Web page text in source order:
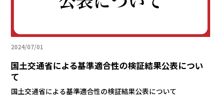
2024/07/01
国土交通省による基準適合性の検証結果公表につい
て
国土交通省による基準適合性の検証結果公表について